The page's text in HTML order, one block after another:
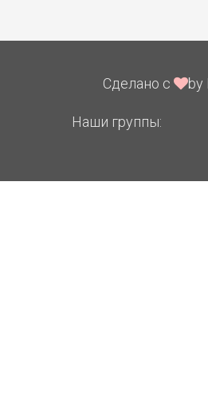
Сделано с by
Наши группы: